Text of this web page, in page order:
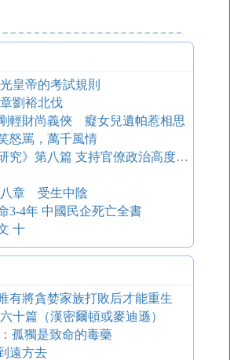
皇帝的考試規則
劉裕北伐
輕財尚義俠 癡女兒遺帕惹相思
怒罵，萬千風情
《中國官僚政治研究》第八篇 支持官僚政治高度發展的第一大杠桿——兩稅制
八章 受生中陰
3-4年 中國民企死亡全書
十
有將貪婪家族打敗后才能重生
十篇（漢密爾頓或麥迪遜）
孤獨是致命的毒藥
遠方去